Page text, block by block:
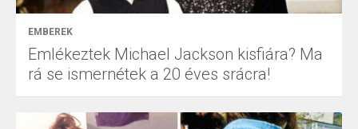
EMBEREK
Emlékeztek Michael Jackson kisfiára? Ma
rá se ismernétek a 20 éves srácra!